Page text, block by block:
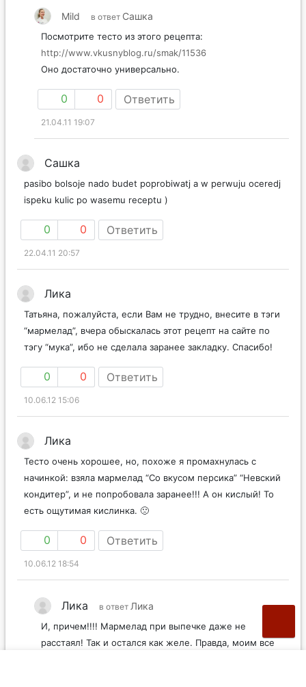
Mild в ответ Сашка
Посмотрите тесто из этого рецепта:
http://www.vkusnyblog.ru/smak/11536
Оно достаточно универсально.
0 0 Ответить
21.04.11 19:07
Сашка
pasibo bolsoje nado budet poprobiwatj a w perwuju oceredj
ispeku kulic po wasemu receptu )
0 0 Ответить
22.04.11 20:57
Лика
Татьяна, пожалуйста, если Вам не трудно, внесите в тэги
“мармелад”, вчера обыскалась этот рецепт на сайте по
тэгу “мука”, ибо не сделала заранее закладку. Спасибо!
0 0 Ответить
10.06.12 15:06
Лика
Тесто очень хорошее, но, похоже я промахнулась с
начинкой: взяла мармелад “Со вкусом персика” “Невский
кондитер”, и не попробовала заранее!!! А он кислый! То
есть ощутимая кислинка. 🙁
0 0 Ответить
10.06.12 18:54
Лика в ответ Лика
И, причем!!!! Мармелад при выпечке даже не
расстаял! Так и остался как желе. Правда, моим все